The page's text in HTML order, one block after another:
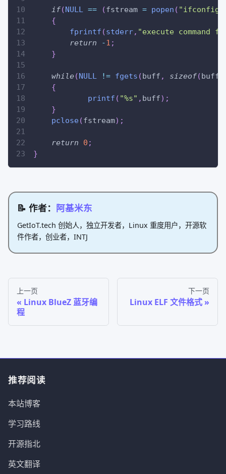
if(NULL == (fstream = popen ( "ifconfig"
{
fprintf (stderr, "execute command
return
-1 ;
}
while(NULL != fgets (buff , sizeof(buff
{
printf ( "%s" , buff) ;
}
pclose(fstream) ;
return 0 ;
}
📝 作者： 阿基米东
GetIoT.tech 创始人，独立开发者，Linux 重度用户，开源软
件作者，创业者，INTJ
上一页
Linux BlueZ 蓝牙编
程
下一页
Linux ELF 文件格式
推荐阅读
本站博客
学习路线
开源指北
英文翻译